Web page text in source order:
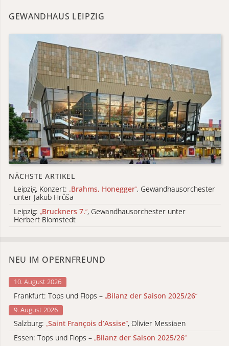
GEWANDHAUS LEIPZIG
NÄCHSTE ARTIKEL
Leipzig, Konzert: „Brahms, Honegger“, Gewandhausorchester
unter Jakub Hrůša
Leipzig: „Bruckners 7.“, Gewandhausorchester unter
Herbert Blomstedt
NEU IM OPERNFREUND
10. August 2026
Frankfurt: Tops und Flops – „Bilanz der Saison 2025/26“
9. August 2026
Salzburg: „Saint François d’Assise“, Olivier Messiaen
Essen: Tops und Flops – „Bilanz der Saison 2025/26“